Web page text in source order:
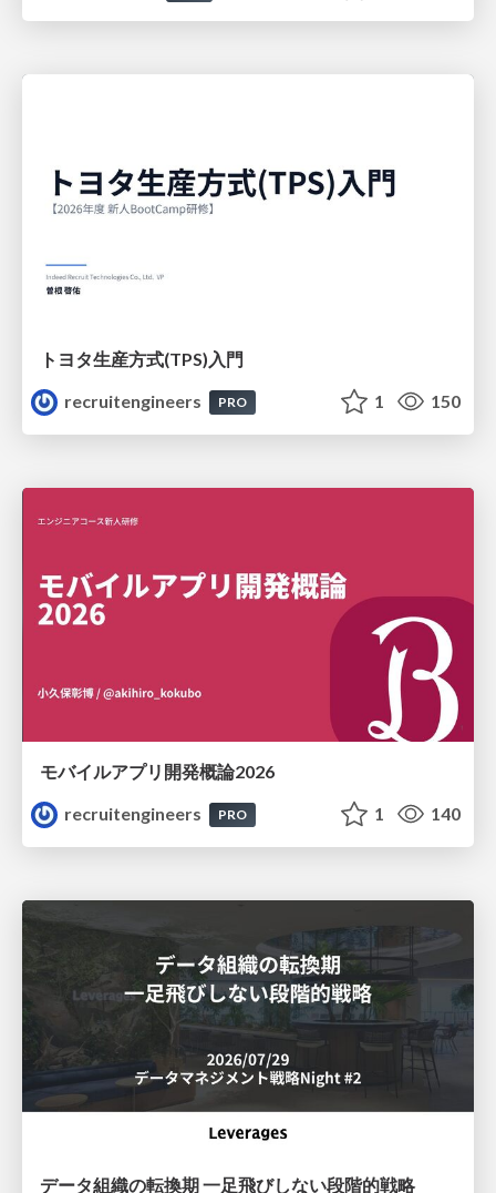
トヨタ⽣産⽅式(TPS)⼊⾨
recruitengineers
PRO 1 150
モバイルアプリ開発概論2026
recruitengineers
PRO 1 140
データ組織の転換期 一足飛びしない段階的戦略